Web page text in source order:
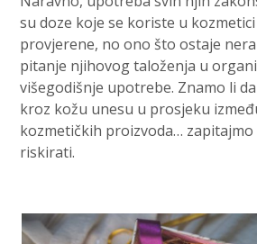
su doze koje se koriste u
provjerene, no ono što ostaje
pitanje njihovog taloženja u
višegodišnje upotrebe. Znamo li
kroz kožu unesu u prosjeku
kozmetičkih proizvoda… zapitajmo
riskirati.